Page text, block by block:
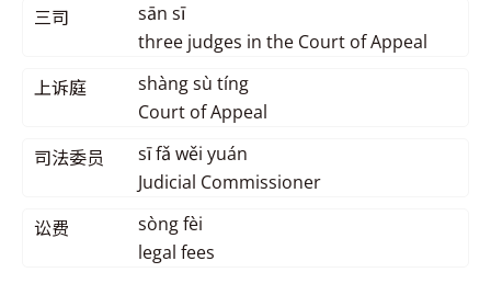
三司
sān sī
three judges in the Court of Appeal
上诉庭
shàng sù tíng
Court of Appeal
司法委员
sī fǎ wěi yuán
Judicial Commissioner
讼费
sòng fèi
legal fees